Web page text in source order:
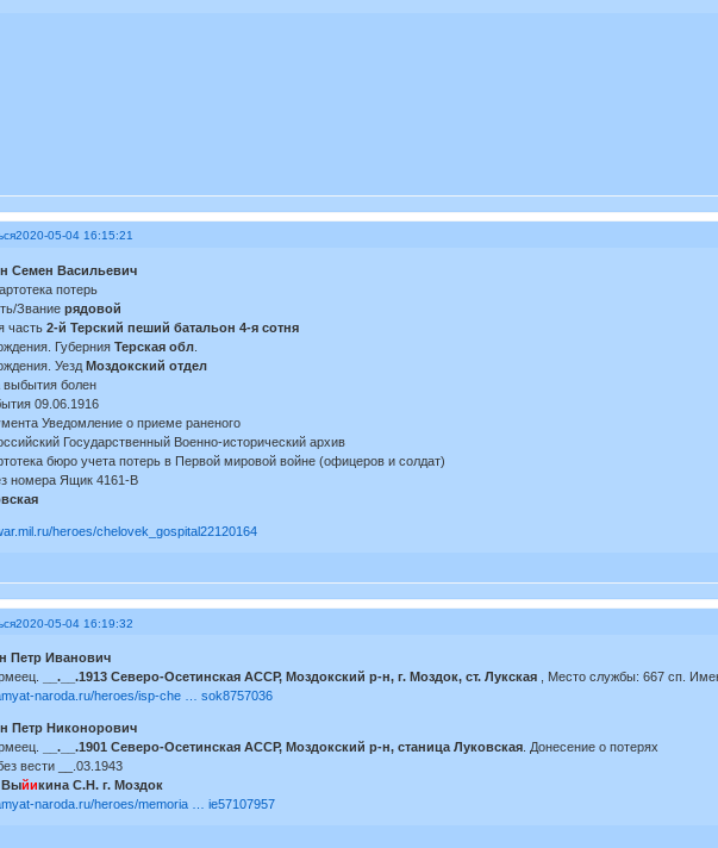
2020-05-04 16:15:21
Семен Васильевич
потерь
Звание рядовой
часть 2-й Терский пеший батальон 4-я сотня
Губерния Терская обл.
Уезд Моздокский отдел
выбытия болен
09.06.1916
Уведомление о приеме раненого
Государственный Военно-исторический архив
бюро учета потерь в Первой мировой войне (офицеров и солдат)
номера Ящик 4161-В
heroes/chelovek_gospital22120164
2020-05-04 16:19:32
Петр Иванович
__.__.1913 Северо-Осетинская АССР, Моздокский р-н, г. Моздок, ст. Лукская, Место службы: 667 сп.
naroda.ru/heroes/isp-che … sok8757036
Петр Никонорович
__.__.1901 Северо-Осетинская АССР, Моздокский р-н, станица Луковская. Донесение о потерях
вести __.03.1943
Выйикина С.Н. г. Моздок
naroda.ru/heroes/memoria … ie57107957